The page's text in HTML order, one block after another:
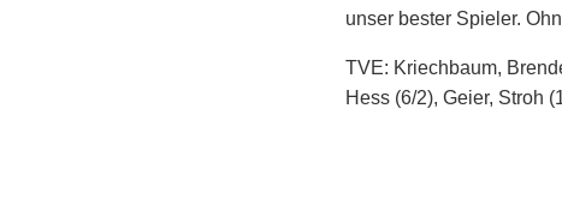
unser bester Spieler.
TVE: Kriechbaum,
Hess (6/2), Geier, Stroh